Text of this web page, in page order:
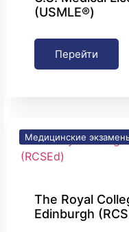
(USMLE®)
Перейти
Медицинские
The Royal
Edinburgh